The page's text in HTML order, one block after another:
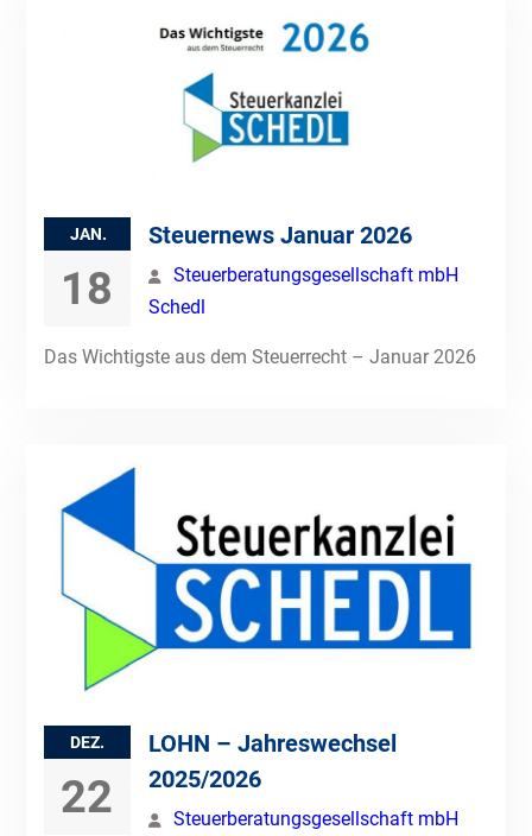
JAN.
18
Steuernews Januar 2026
Steuerberatungsgesellschaft mbH
Schedl
Das Wichtigste aus dem Steuerrecht – Januar 2026
DEZ.
22
LOHN – Jahreswechsel
2025/2026
Steuerberatungsgesellschaft mbH